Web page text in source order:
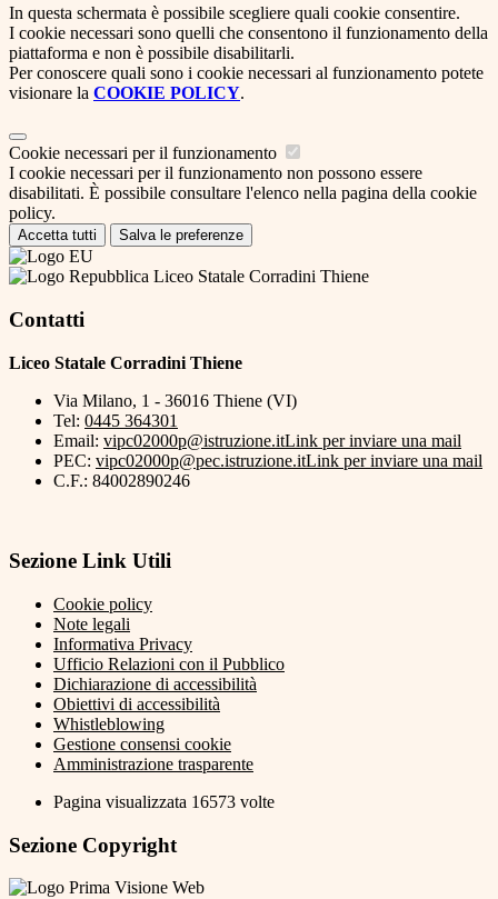
In questa schermata è possibile scegliere quali cookie consentire.
I cookie necessari sono quelli che consentono il funzionamento della
piattaforma e non è possibile disabilitarli.
Per conoscere quali sono i cookie necessari al funzionamento potete
visionare la COOKIE POLICY.
Cookie necessari per il funzionamento
I cookie necessari per il funzionamento non possono essere
disabilitati. È possibile consultare l'elenco nella pagina della cookie
policy.
Accetta tutti Salva le preferenze
Liceo Statale Corradini Thiene
Contatti
Liceo Statale Corradini Thiene
Via Milano, 1 - 36016 Thiene (VI)
Tel: 0445 364301
Email: vipc02000p@istruzione.itLink per inviare una mail
PEC: vipc02000p@pec.istruzione.itLink per inviare una mail
C.F.: 84002890246
Sezione Link Utili
Cookie policy
Note legali
Informativa Privacy
Ufficio Relazioni con il Pubblico
Dichiarazione di accessibilità
Obiettivi di accessibilità
Whistleblowing
Gestione consensi cookie
Amministrazione trasparente
Pagina visualizzata 16573 volte
Sezione Copyright